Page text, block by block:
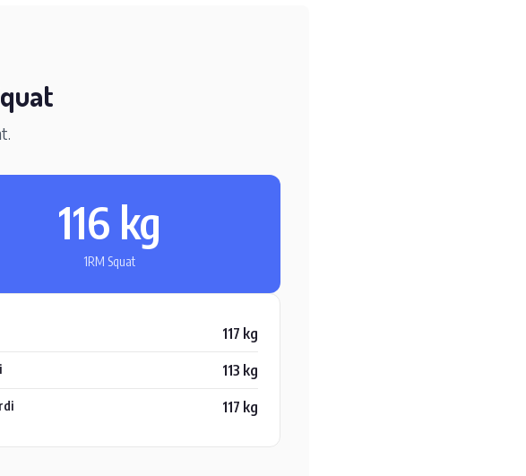
116 kg
1RM Squat
117 kg
113 kg
117 kg